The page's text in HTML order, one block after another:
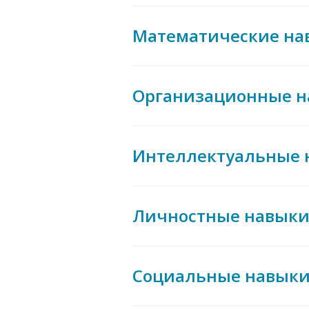
Математические
Организационные
Интеллектуальные
Личностные навыки
Социальные навыки